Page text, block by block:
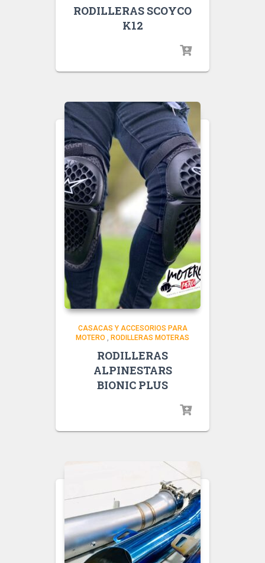
RODILLERAS SCOYCO
K12
CASACAS Y ACCESORIOS PARA
MOTERO , RODILLERAS MOTERAS
RODILLERAS
ALPINESTARS
BIONIC PLUS